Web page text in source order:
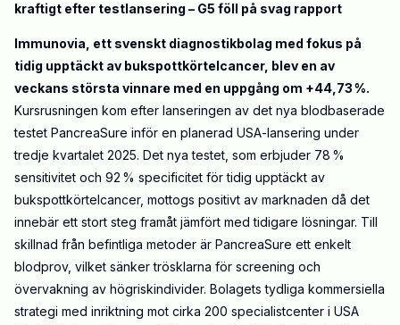
kraftigt efter testlansering – G5 föll på svag rapport
Immunovia, ett svenskt diagnostikbolag med fokus på
tidig upptäckt av bukspottkörtelcancer, blev en av
veckans största vinnare med en uppgång om +44,73%.
Kursrusningen kom efter lanseringen av det nya blodbaserade
testet PancreaSure inför en planerad USA-lansering under
tredje kvartalet 2025. Det nya testet, som erbjuder 78 %
sensitivitet och 92 % specificitet för tidig upptäckt av
bukspottkörtelcancer, mottogs positivt av marknaden då det
innebär ett stort steg framåt jämfört med tidigare lösningar. Till
skillnad från befintliga metoder är PancreaSure ett enkelt
blodprov, vilket sänker trösklarna för screening och
övervakning av högriskindivider. Bolagets tydliga kommersiella
strategi med inriktning mot cirka 200 specialistcenter i USA